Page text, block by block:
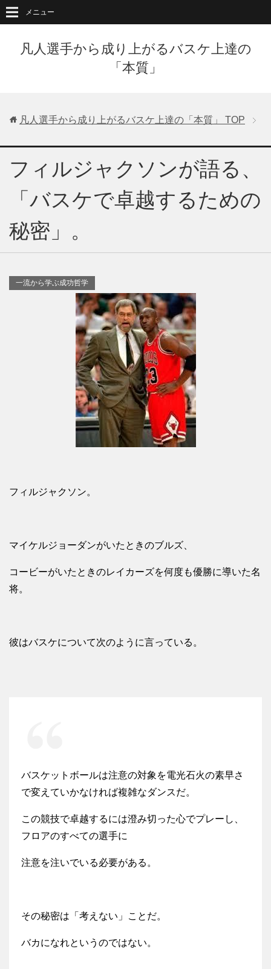
凡人選手から成り上がるバスケ上達の
「本質」
メニュー
凡人選手から成り上がるバスケ上達の「本質」 TOP
フィルジャクソンが語る、
「バスケで卓越するための
秘密」。
一流から学ぶ成功哲学
フィルジャクソン。
マイケルジョーダンがいたときのブルズ、
コービーがいたときのレイカーズを何度も優勝に導いた名
将。
彼はバスケについて次のように言っている。
バスケットボールは注意の対象を電光石火の素早さ
で変えていかなければ複雑なダンスだ。
この競技で卓越するには澄み切った心でプレーし、
フロアのすべての選手に
注意を注いでいる必要がある。
その秘密は「考えない」ことだ。
バカになれというのではない。